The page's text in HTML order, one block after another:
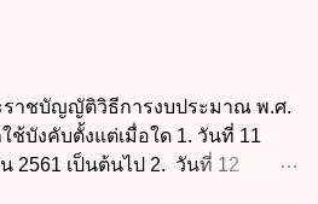
ราชบัญญัติวิธีการงบประมาณ พ.ศ.
ช้บังคับตั้งแต่เมื่อใด 1. วันที่ 11
2561 เป็นต้นไป 2. วันที่ 12